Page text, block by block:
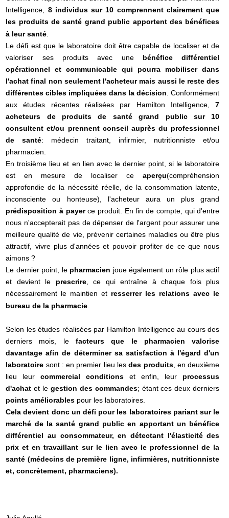
Intelligence, 8 individus sur 10 comprennent clairement que
les produits de santé grand public apportent des bénéfices
à leur santé
Le défi est que le laboratoire doit être capable de localiser et de
valoriser ses produits avec une bénéfice différentiel
opérationnel et communicable qui pourra mobiliser dans
l'achat final non seulement l'acheteur mais aussi le reste des
différentes cibles impliquées dans la décision . Conformément
aux études récentes réalisées par Hamilton Intelligence,7
acheteurs de produits de santé grand public sur 10
consultent et/ou prennent conseil auprès du professionnel
de santé: médecin traitant, infirmier, nutritionniste et/ou
pharmacien.
En troisième lieu et en lien avec le dernier point, si le laboratoire
est en mesure de localiser ceaperçu(compréhension
approfondie de la nécessité réelle, de la consommation latente,
inconsciente ou honteuse), l'acheteur aura un plus grand
prédisposition à payerce produit. En fin de compte, qui d'entre
nous n'accepterait pas de dépenser de l'argent pour assurer une
meilleure qualité de vie, prévenir certaines maladies ou être plus
attractif, vivre plus d'années et pouvoir profiter de ce que nous
aimons ?
Le dernier point, le pharmacien joue également un rôle plus actif
et devient le prescrire, ce qui entraîne à chaque fois plus
nécessairement le maintien et resserrer les relations avec le
bureau de la pharmacie
Selon les études réalisées par Hamilton Intelligence au cours des
derniers mois, lefacteurs que le pharmacien valorise
davantage afin de déterminer sa satisfaction à l'égard d'un
laboratoire sont : en premier lieu lesdes produits, en deuxième
lieu leurcommercialconditionset enfin, leur processus
d'achat et le gestion des commandes; étant ces deux derniers
points améliorables pour les laboratoires.
Cela devient donc un défi pour les laboratoires pariant sur le
marché de la santé grand public en apportant un bénéfice
différentiel au consommateur, en détectant l'élasticité des
prix et en travaillant sur le lien avec le professionnel de la
santé (médecins de première ligne, infirmières, nutritionniste
et, concrètement, pharmaciens).